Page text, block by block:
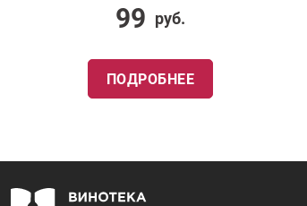
99 руб.
ПОДРОБНЕЕ